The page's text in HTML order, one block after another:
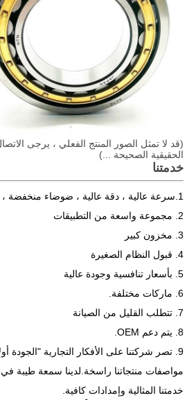
(قد لا تمثل الصور المنتج الفعلي ، يرجى
الحقيقية الصحيحة ...)
خدمتنا
1.سرعة عالية ، دقة عالية ، ضوضاء منخفضة ، عمر خدمة طويل
2. مجموعة واسعة من التطبيقات
3. مخزون كبير
4. قبول النظام الصغيرة
5. بأسعار تنافسية وجودة عالية
6. ماركات مختلفة.
7. تتطلب القليل من الصيانة
8. يتم دعم OEM.
9. تصر شركتنا على الأفكار التجارية "الجودة
مواصفات منتجاتنا راسخة.لدينا سمعة طيبة
خدمتنا المثالية وإمدادات كافية.